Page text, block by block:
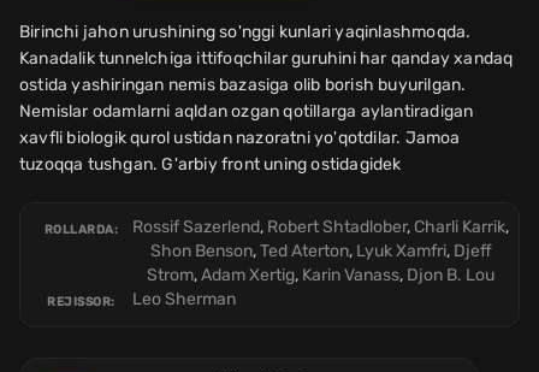
Birinchi jahon urushining so'nggi kunlari yaqinlashmoqda.
Kanadalik tunnelchiga ittifoqchilar guruhini har qanday xandaq
ostida yashiringan nemis bazasiga olib borish buyurilgan.
Nemislar odamlarni aqldan ozgan qotillarga aylantiradigan
xavfli biologik qurol ustidan nazoratni yo'qotdilar. Jamoa
tuzoqqa tushgan. G'arbiy front uning ostidagidek
ROLLARDA: Rossif Sazerlend, Robert Shtadlober, Charli Karrik,
Shon Benson,Ted Aterton, Lyuk Xamfri, Djeff
Strom,Adam Xertig, Karin Vanass, Djon B. Lou
REJISSOR: Leo Sherman